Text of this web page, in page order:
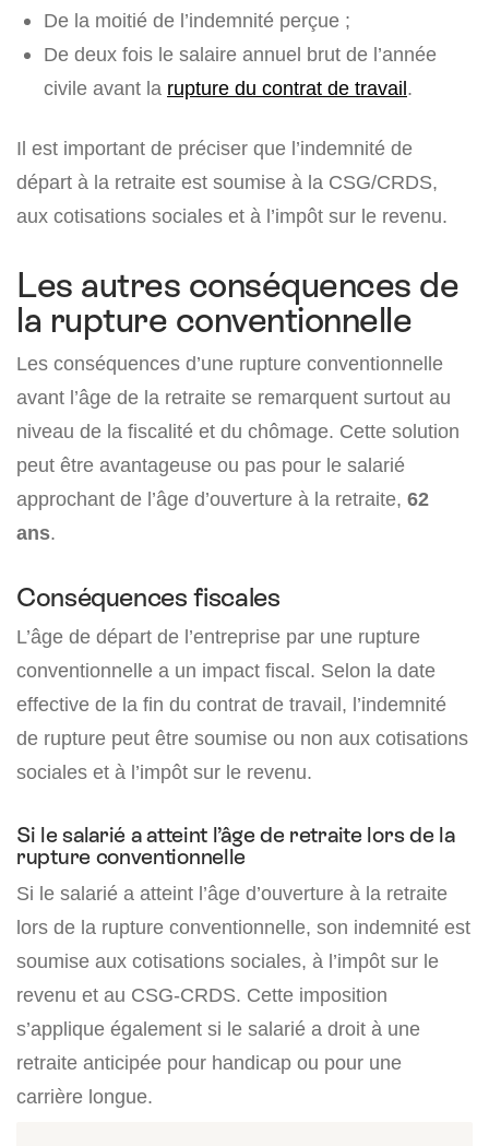
De la moitié de l’indemnité perçue ;
De deux fois le salaire annuel brut de l’année
civile avant la rupture du contrat de travail.
Il est important de préciser que l’indemnité de
départ à la retraite est soumise à la CSG/CRDS,
aux cotisations sociales et à l’impôt sur le revenu.
Les autres conséquences de
la rupture conventionnelle
Les conséquences d’une rupture conventionnelle
avant l’âge de la retraite se remarquent surtout au
niveau de la fiscalité et du chômage. Cette solution
peut être avantageuse ou pas pour le salarié
approchant de l’âge d’ouverture à la retraite, 62
ans.
Conséquences fiscales
L’âge de départ de l’entreprise par une rupture
conventionnelle a un impact fiscal. Selon la date
effective de la fin du contrat de travail, l’indemnité
de rupture peut être soumise ou non aux cotisations
sociales et à l’impôt sur le revenu.
Si le salarié a atteint l’âge de retraite lors de la
rupture conventionnelle
Si le salarié a atteint l’âge d’ouverture à la retraite
lors de la rupture conventionnelle, son indemnité est
soumise aux cotisations sociales, à l’impôt sur le
revenu et au CSG-CRDS. Cette imposition
s’applique également si le salarié a droit à une
retraite anticipée pour handicap ou pour une
carrière longue.